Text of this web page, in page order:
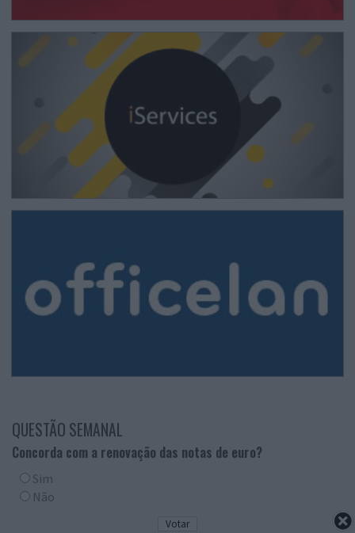
QUESTÃO SEMANAL
Concorda com a renovação das notas de euro?
Sim
Não